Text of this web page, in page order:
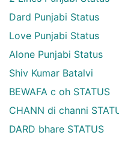
Dard Punjabi Status
Love Punjabi Status
Alone Punjabi Status
Shiv Kumar Batalvi
BEWAFA c oh STATUS
CHANN di channi
DARD bhare STATUS